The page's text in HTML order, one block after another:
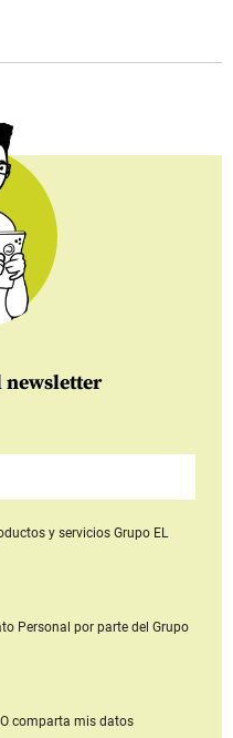
newsletter
y serviciosGrupo EL
Personal por parte del Grupo
comparta mis datos